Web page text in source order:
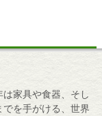
家具や食器、そし
を手がける、世界